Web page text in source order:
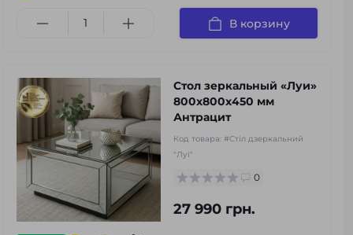
В корзину
Стол зеркальный «Луи»
800х800х450 мм
Антрацит
Код товара: #Стіл дзеркальний
"Луї"
0
27 990 грн.